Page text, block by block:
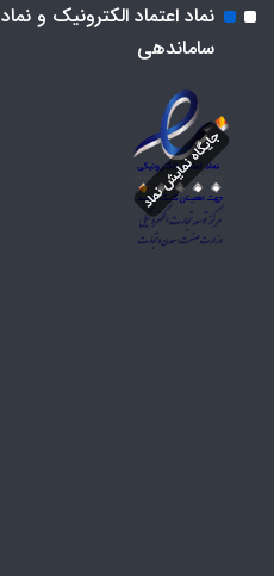
نماد اعتماد الکترونیک و نماد
ساماندهی